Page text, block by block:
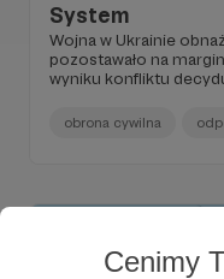
Cenimy
System
Wojna w Ukrainie
pozostawało na
wyniku konfliktu
obrona cywilna